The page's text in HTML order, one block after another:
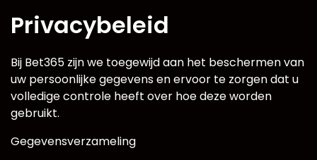
Privacybeleid
Bij Bet365 zijn we toegewijd aan het beschermen van
uw persoonlijke gegevens en ervoor te zorgen dat u
volledige controle heeft over hoe deze worden
gebruikt.
Gegevensverzameling